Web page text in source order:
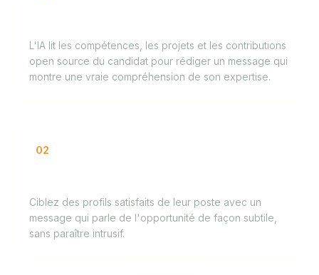
L'IA lit les compétences, les projets et les contributions
open source du candidat pour rédiger un message qui
montre une vraie compréhension de son expertise.
02
Ciblez des profils satisfaits de leur poste avec un
message qui parle de l'opportunité de façon subtile,
sans paraître intrusif.